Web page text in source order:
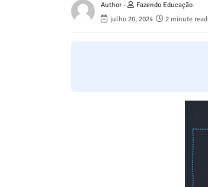
Author -
Fazendo Educação
julho 20, 2024
2 minute read